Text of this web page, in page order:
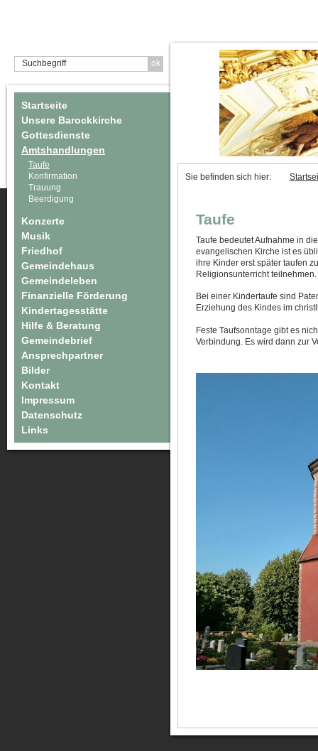
Startseite
Unsere Barockkirche
Gottesdienste
Amtshandlungen
Taufe
Konfirmation
Trauung
Beerdigung
Konzerte
Musik
Friedhof
Gemeindehaus
Gemeindeleben
Finanzielle Förderung
Kindertagesstätte
Hilfe & Beratung
Gemeindebrief
Ansprechpartner
Bilder
Kontakt
Impressum
Datenschutz
Links
Sie befinden sich hier:
Taufe
Taufe bedeutet Aufnahme in
evangelischen Kirche ist es
ihre Kinder erst später taufen
Religionsunterricht teilnehmen.
Bei einer Kindertaufe sind
Erziehung des Kindes im
Feste Taufsonntage gibt es
Verbindung. Es wird dann zur